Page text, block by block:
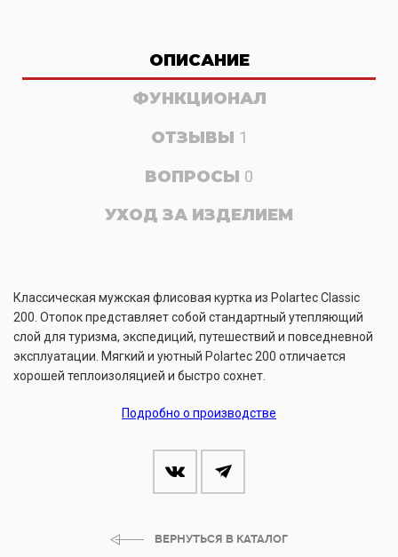
ОПИСАНИЕ
ФУНКЦИОНАЛ
ОТЗЫВЫ 1
ВОПРОСЫ 0
УХОД ЗА ИЗДЕЛИЕМ
Классическая мужская флисовая куртка из Polartec Classic
200. Отопок представляет собой стандартный утепляющий
слой для туризма, экспедиций, путешествий и повседневной
эксплуатации. Мягкий и уютный Polartec 200 отличается
хорошей теплоизоляцией и быстро сохнет.
Подробно о производстве
ВЕРНУТЬСЯ В КАТАЛОГ